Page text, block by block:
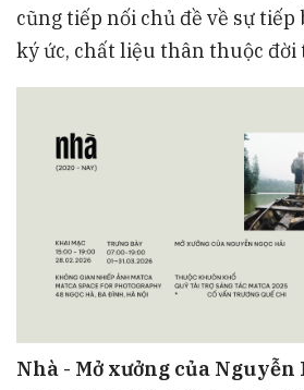
cũng tiếp nối chủ đề về sự tiếp
ký ức, chất liệu thân thuộc đời
Nhà - Mở xưởng của Nguyễn